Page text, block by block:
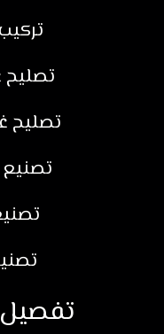
تصليح
تصليح